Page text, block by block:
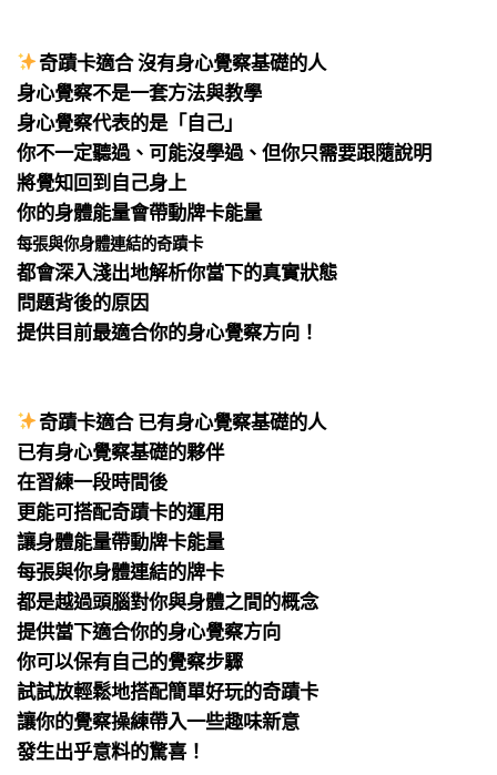
奇蹟卡適合 沒有身心覺察基礎的人
身心覺察不是一套方法與教學
身心覺察代表的是「自己」
你不一定聽過、可能沒學過、但你只需要跟隨說明
將覺知回到自己身上
你的身體能量會帶動牌卡能量
每張與你身體連結的奇蹟卡
都會深入淺出地解析你當下的真實狀態
問題背後的原因
提供目前最適合你的身心覺察方向！
奇蹟卡適合 已有身心覺察基礎的人
已有身心覺察基礎的夥伴
在習練一段時間後
更能可搭配奇蹟卡的運用
讓身體能量帶動牌卡能量
每張與你身體連結的牌卡
都是越過頭腦對你與身體之間的概念
提供當下適合你的身心覺察方向
你可以保有自己的覺察步驟
試試放輕鬆地搭配簡單好玩的奇蹟卡
讓你的覺察操練帶入一些趣味新意
發生出乎意料的驚喜！